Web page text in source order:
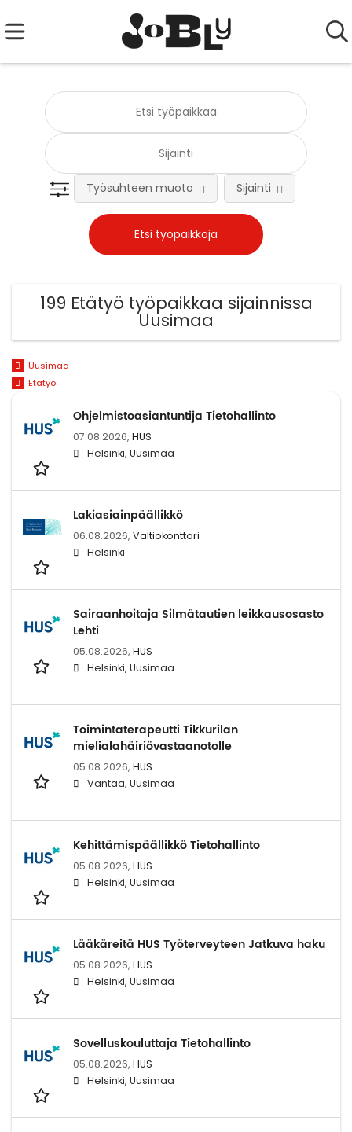
Työsuhteen muoto Sijainti
199 Etätyö työpaikkaa sijainnissa
Uusimaa
Uusimaa
Etätyö
Ohjelmistoasiantuntija Tietohallinto
07.08.2026, HUS
Helsinki, Uusimaa
Lakiasiainpäällikkö
06.08.2026, Valtiokonttori
Helsinki
Sairaanhoitaja Silmätautien leikkausosasto
Lehti
05.08.2026, HUS
Helsinki, Uusimaa
Toimintaterapeutti Tikkurilan
mielialahäiriövastaanotolle
05.08.2026, HUS
Vantaa, Uusimaa
Kehittämispäällikkö Tietohallinto
05.08.2026, HUS
Helsinki, Uusimaa
Lääkäreitä HUS Työterveyteen Jatkuva haku
05.08.2026, HUS
Helsinki, Uusimaa
Sovelluskouluttaja Tietohallinto
05.08.2026, HUS
Helsinki, Uusimaa